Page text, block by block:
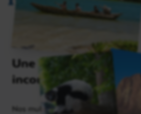
Une destination
incontournable
Nos multiples circuits guidés et en